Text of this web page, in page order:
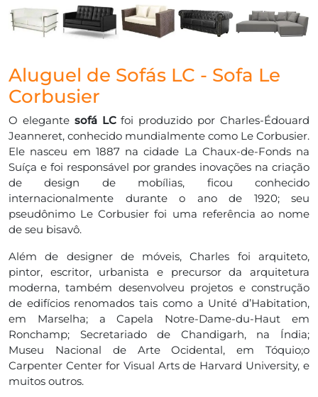
Aluguel de Sofás LC - Sofa Le
Corbusier
O elegante sofá LCfoi produzido por Charles-Édouard
Jeanneret, conhecido mundialmente como Le Corbusier.
Ele nasceu em 1887 na cidade La Chaux-de-Fonds na
Suíça e foi responsável por grandes inovações na criação
de design de mobílias, ficou conhecido
internacionalmente durante o ano de 1920; seu
pseudônimo Le Corbusier foi uma referência ao nome
de seu bisavô.
Além de designer de móveis, Charles foi arquiteto,
pintor, escritor, urbanista e precursor da arquitetura
moderna, também desenvolveu projetos e construção
de edifícios renomados tais como a Unité d’Habitation,
em Marselha; a Capela Notre-Dame-du-Haut em
Ronchamp; Secretariado de Chandigarh, na Índia;
Museu Nacional de Arte Ocidental, em Tóquio;o
Carpenter Center for Visual Arts de Harvard University, e
muitos outros.